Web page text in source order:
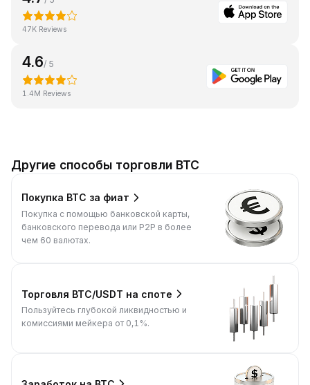
47K Reviews
4.6/ 5
1.4M Reviews
Другие способы торговли BTC
Покупка BTC за фиат
Покупка с помощью банковской карты,
банковского перевода или P2P в более
чем 60 валютах.
Торговля BTC/USDT на споте
Пользуйтесь глубокой ликвидностью и
комиссиями мейкера от 0,1%.